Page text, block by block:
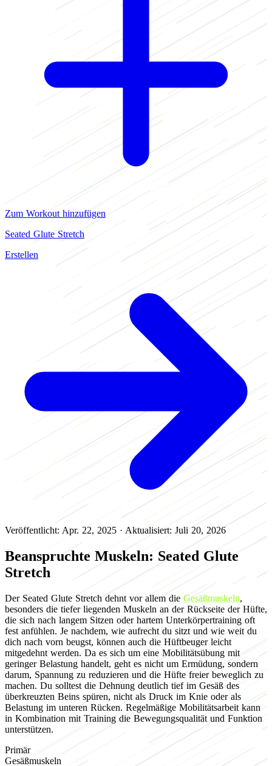
Zum Workout hinzufügen
Seated Glute Stretch
Erstellen
Veröffentlicht: Apr. 22, 2025 · Aktualisiert: Juli 20, 2026
Beanspruchte Muskeln: Seated Glute
Stretch
Der Seated Glute Stretch dehnt vor allem die Gesäßmuskeln,
besonders die tiefer liegenden Muskeln an der Rückseite der Hüfte,
die sich nach langem Sitzen oder hartem Unterkörpertraining oft
fest anfühlen. Je nachdem, wie aufrecht du sitzt und wie weit du
dich nach vorn beugst, können auch die Hüftbeuger leicht
mitgedehnt werden. Da es sich um eine Mobilitätsübung mit
geringer Belastung handelt, geht es nicht um Ermüdung, sondern
darum, Spannung zu reduzieren und die Hüfte freier beweglich zu
machen. Du solltest die Dehnung deutlich tief im Gesäß des
überkreuzten Beins spüren, nicht als Druck im Knie oder als
Belastung im unteren Rücken. Regelmäßige Mobilitätsarbeit kann
in Kombination mit Training die Bewegungsqualität und Funktion
unterstützen.
Primär
Gesäßmuskeln